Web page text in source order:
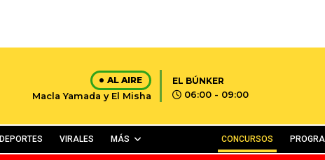
AL AIRE
Macla Yamada y El Misha
EL BÚNKER
06:00 - 09:00
DEPORTES VIRALES MÁS CONCURSOS